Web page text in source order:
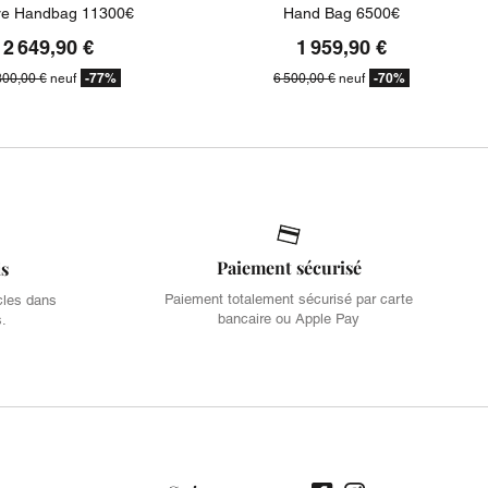
Handbag 11300€
2 649,90 €
€neuf -77%
Hand Bag 6500€
1 959,90 €
6 500,00 € neuf -70%
dans
Paiement sécurisé
Paiement totalement sécurisé par carte
bancaire ou Apple Pay